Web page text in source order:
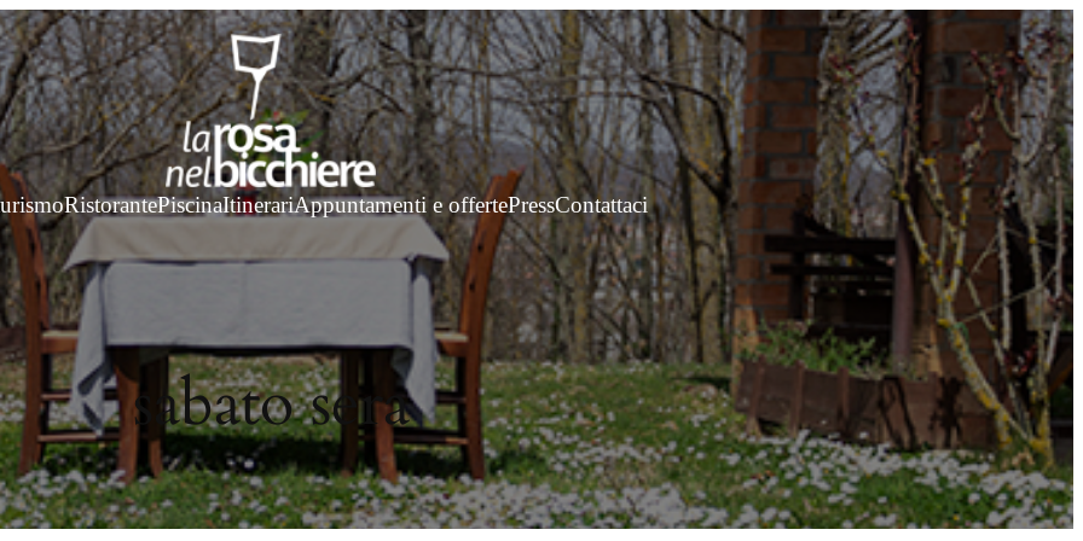
RistorantePiscinaItinerariAppuntamenti e offertePressContattaci
sabato sera